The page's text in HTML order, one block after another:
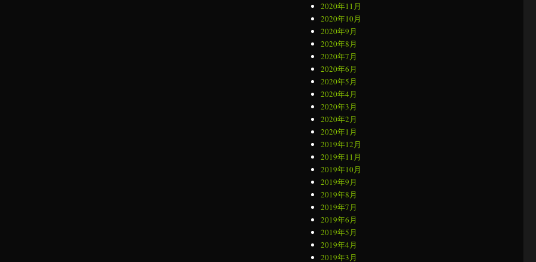
2020年11月
2020年10月
2020年9月
2020年8月
2020年7月
2020年6月
2020年5月
2020年4月
2020年3月
2020年2月
2020年1月
2019年12月
2019年11月
2019年10月
2019年9月
2019年8月
2019年7月
2019年6月
2019年5月
2019年4月
2019年3月